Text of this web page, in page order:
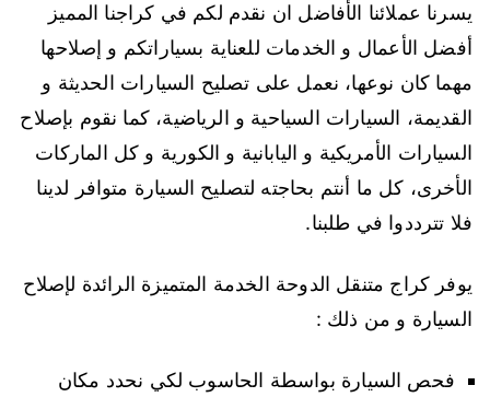
يسرنا عملائنا الأفاضل ان نقدم لكم في كراجنا المميز
أفضل الأعمال و الخدمات للعناية بسياراتكم و إصلاحها
مهما كان نوعها، نعمل على تصليح السيارات الحديثة و
القديمة، السيارات السياحية و الرياضية، كما نقوم بإصلاح
السيارات الأمريكية و اليابانية و الكورية و كل الماركات
الأخرى، كل ما أنتم بحاجته لتصليح السيارة متوافر لدينا
فلا تترددوا في طلبنا.
يوفر كراج متنقل الدوحة الخدمة المتميزة الرائدة لإصلاح
السيارة و من ذلك :
فحص السيارة بواسطة الحاسوب لكي نحدد مكان